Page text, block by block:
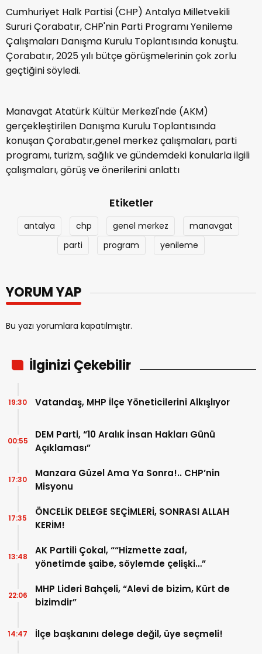
Cumhuriyet Halk Partisi (CHP) Antalya Milletvekili
Sururi Çorabatır, CHP'nin Parti Programı Yenileme
Çalışmaları Danışma Kurulu Toplantısında konuştu.
Çorabatır, 2025 yılı bütçe görüşmelerinin çok zorlu
geçtiğini söyledi.
Manavgat Atatürk Kültür Merkezi'nde (AKM)
gerçekleştirilen Danışma Kurulu Toplantısında
konuşan Çorabatır,genel merkez çalışmaları, parti
programı, turizm, sağlık ve gündemdeki konularla ilgili
çalışmaları, görüş ve önerilerini anlattı
Etiketler
antalya chp genel merkez
manavgat
parti
program yenileme
YORUM YAP
Bu yazı yorumlara kapatılmıştır.
İlginizi Çekebilir
Vatandaş, MHP İlçe Yöneticilerini Alkışlıyor
19:30
DEM Parti, “10 Aralık İnsan Hakları Günü
Açıklaması”
00:55
Manzara Güzel Ama Ya Sonra!.. CHP’nin
Misyonu
17:30
ÖNCELİK DELEGE SEÇİMLERİ, SONRASI ALLAH
KERİM!
17:35
AK Partili Çokal, ““Hizmette zaaf,
yönetimde şaibe, söylemde çelişki…”
13:48
MHP Lideri Bahçeli, “Alevi de bizim, Kürt de
bizimdir”
22:06
İlçe başkanını delege değil, üye seçmeli!
14:47